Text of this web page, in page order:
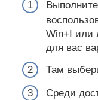
Win+I или
для вас
Там
Среди